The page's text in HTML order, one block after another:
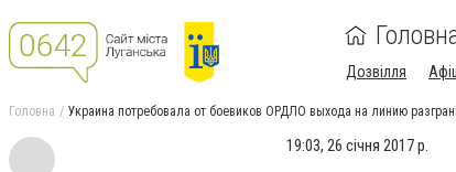
Дозвілля
Головна Украина потребовала от боевиков ОРДЛО выхода на линию
19:03, 26 січня 2017 р.